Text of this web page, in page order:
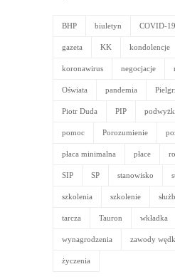
BHP biuletyn COVID-19
gazeta KK kondolencje
koronawirus negocjacje
Oświata pandemia
Piotr Duda PIP
pomoc Porozumienie
płaca minimalna płace
SIP SP stanowisko
szkolenia szkolenie
tarcza Tauron wkładka
wynagrodzenia zawody
życzenia